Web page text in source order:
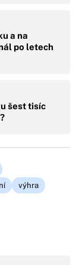
a na
po letech
šest tisíc
výhra